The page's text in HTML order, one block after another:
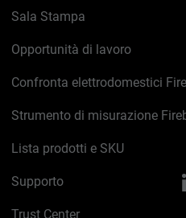
Sala Stampa
Opportunità di lavoro
Confronta elettrodomestici
Strumento di misurazione
Lista prodotti e SKU
Supporto
Trust Center